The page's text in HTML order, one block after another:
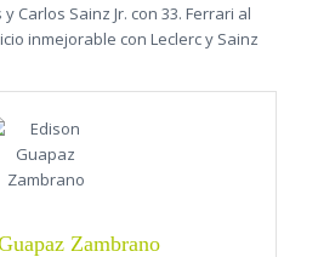
Carlos Sainz Jr. con 33. Ferrari al
inmejorable con Leclerc y Sainz
Zambrano